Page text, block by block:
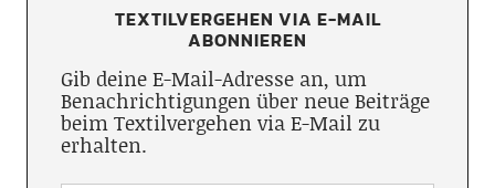
TEXTILVERGEHEN VIA E-MAIL
ABONNIEREN
Gib deine E-Mail-Adresse an, um
Benachrichtigungen über neue Beiträge
beim Textilvergehen via E-Mail zu
erhalten.